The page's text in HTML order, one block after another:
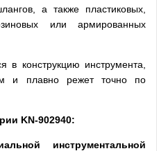
а также пластиковых,
или армированных
в конструкцию инструмента,
и плавно режет точно по
KN-902940:
инструментальной